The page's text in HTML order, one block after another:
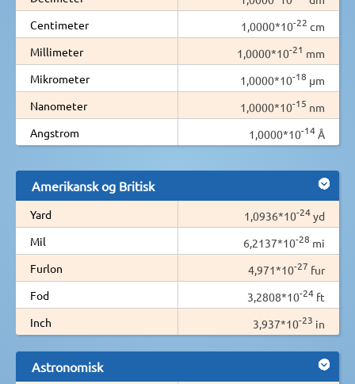
Centimeter
1,0000*10-22 cm
Millimeter
1,0000*10-21 mm
Mikrometer
1,0000*10-18 µm
Nanometer
1,0000*10-15 nm
Angstrom
1,0000*10-14Å
Amerikansk og Britisk
Yard 1,0936*10-24yd
Mil
6,2137*10-28 mi
Furlon
4,971*10-27 fur
Fod
3,2808*10-24 ft
Inch
3,937*10-23 in
Astronomisk